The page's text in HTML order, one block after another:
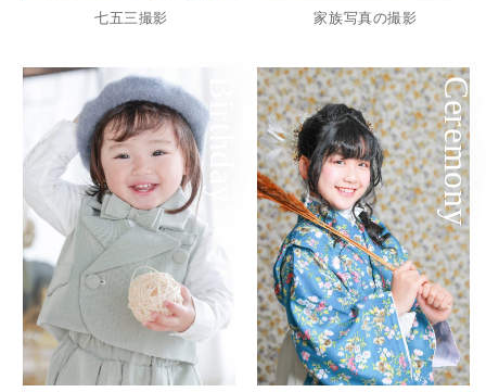
七五三撮影 家族写真の撮影
Birthday Ceremony